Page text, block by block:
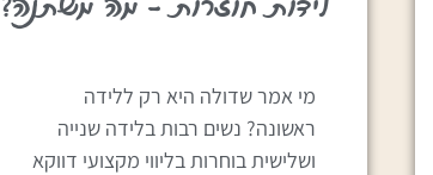
לידות חוזרות – מה משתנה?
מי אמר שדולה היא רק ללידה
ראשונה? נשים רבות בלידה שנייה
ושלישית בוחרות בליווי מקצועי דווקא